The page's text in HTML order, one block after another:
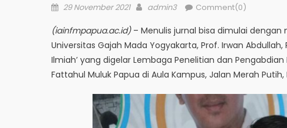
Posted
29 November 2021 Author
admin3 Comment(0)
(iainfmpapua.ac.id)– Menulis jurnal bisa dimulai dengan
Universitas Gajah Mada Yogyakarta, Prof. Irwan
Ilmiah’ yang digelar Lembaga Penelitian dan
Fattahul Muluk Papua di Aula Kampus, Jalan Merah